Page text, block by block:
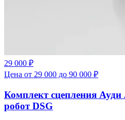
29 000 ₽
Цена от 29 000 до 90 000 ₽
Комплект сцепления
робот DSG